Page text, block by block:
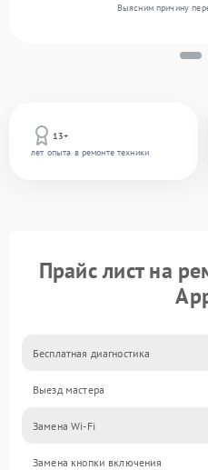
13+
лет опыта в ремонте техники
Выясним причину
Прайс лист на
Бесплатная диагностика
Выезд мастера
Замена Wi-Fi
Замена кнопки включения